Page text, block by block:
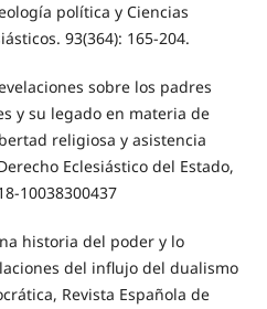
política y Ciencias
93(364): 165-204.
sobre los padres
y su legado en materia de
religiosa y asistencia
Eclesiástico del Estado,
10038300437
historia del poder y lo
del influjo del dualismo
Revista Española de